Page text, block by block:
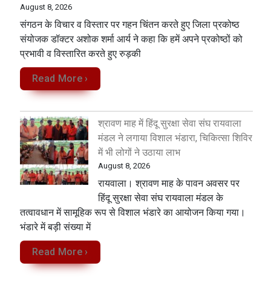
August 8, 2026
संगठन के विचार व विस्तार पर गहन चिंतन करते हुए जिला प्रकोष्ठ
संयोजक डॉक्टर अशोक शर्मा आर्य ने कहा कि हमें अपने प्रकोष्ठों को
प्रभावी व विस्तारित करते हुए रुड़की
Read More ›
श्रावण माह में हिंदू सुरक्षा सेवा संघ रायवाला
मंडल ने लगाया विशाल भंडारा, चिकित्सा शिविर
में भी लोगों ने उठाया लाभ
August 8, 2026
रायवाला। श्रावण माह के पावन अवसर पर
हिंदू सुरक्षा सेवा संघ रायवाला मंडल के
तत्वावधान में सामूहिक रूप से विशाल भंडारे का आयोजन किया गया।
भंडारे में बड़ी संख्या में
Read More ›